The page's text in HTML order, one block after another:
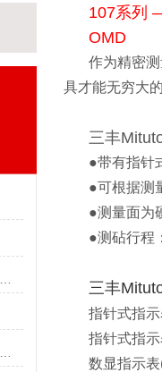
107系列
OMD
作为精密
具才能无穷大
三丰
●带有指针
●可根据测
●测量面为
●测砧行程
三丰
指针式指
指针式指
数显指示